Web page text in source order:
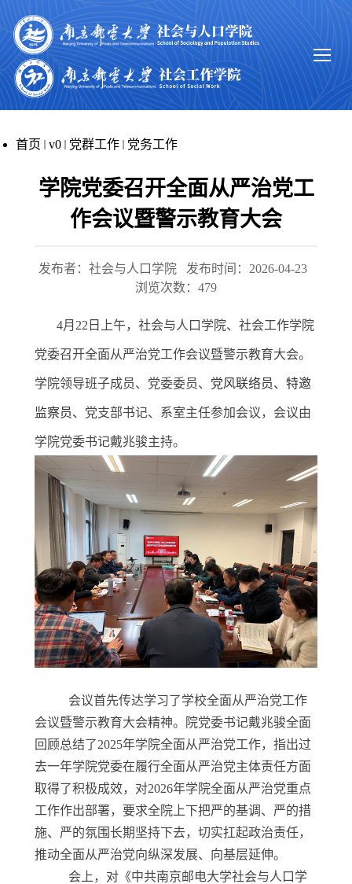
首页 v0 党群工作 党务工作
学院党委召开全面从严治党工
作会议暨警示教育大会
发布者：社会与人口学院
发布时间：2026-04-23
浏览次数： 479
4月 22 日上午，社会与人口学院、社会工作学院
党委召开全面从严治党工作会议暨警示教育大会。
学院领导班子成员、党委委员、 党风联络员、特邀
监察员、 党支部书记、系室主任参加会议，会议由
学 院党委书记戴兆骏主持。
会议首先传达学习了学校全面从严治党工作
会议暨警示教育大会精神。院党委书记戴兆骏全面
回顾总结了2025年学院全面从严治党工作，指出过
去一年学院党委在履行全面从严治党主体责任方面
取得了积极成效，对2026年学院全面从严治党重点
工作作出部署，要求全院上下把严的基调、严的措
施、严的氛围长期坚持下去，切实扛起政治责任，
推动全面从严治党向纵深发展、向基层延伸。
会上，对《中共南京邮电大学社会与人口学